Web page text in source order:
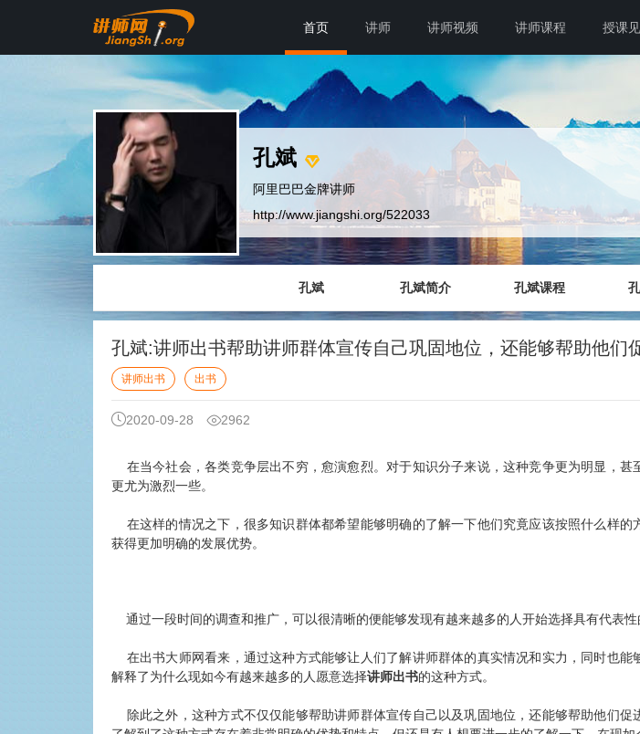
首页 讲师 讲师视频 讲师课程 授课
孔斌
阿里巴巴金牌讲师
http://www.jiangshi.org/522033
孔斌 孔斌简介 孔斌课程
孔斌:讲师出书帮助讲师群体宣传自己巩固地位，还能够帮助他们
讲师出书 出书
2020-09-28 2962
在当今社会，各类竞争层出不穷，愈演愈烈。对于知识分子来说，这种竞争更为明显，甚
更尤为激烈一些。
在这样的情况之下，很多知识群体都希望能够明确的了解一下他们究竟应该按照什么样的
获得更加明确的发展优势。
通过一段时间的调查和推广，可以很清晰的便能够发现有越来越多的人开始选择具有代表性
在出书大师网看来，通过这种方式能够让人们了解讲师群体的真实情况和实力，同时也能
解释了为什么现如今有越来越多的人愿意选择讲师出书的这种方式。
除此之外，这种方式不仅仅能够帮助讲师群体宣传自己以及巩固地位，还能够帮助他们促